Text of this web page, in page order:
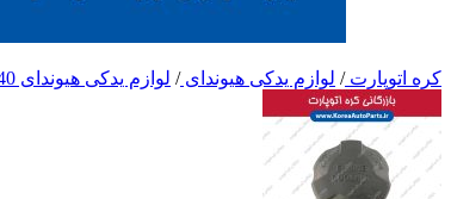
کره اتوپارت/ لوازم یدکی هیوندای/ لوازم یدکی هیوندای i40